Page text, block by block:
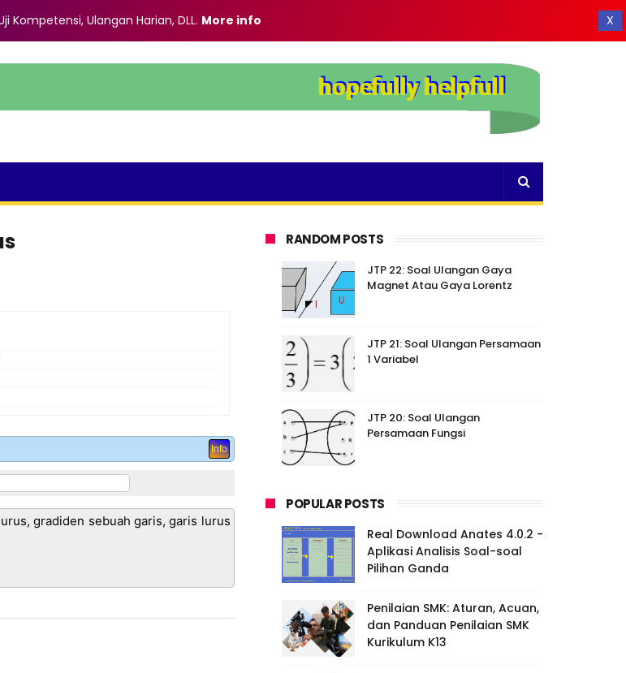
X
Kompetensi, Ulangan Harian, DLL. More info
Info
gradiden sebuah garis, garis lurus
RANDOM POSTS
JTP 22: Soal Ulangan Gaya
Magnet Atau Gaya Lorentz
JTP 21: Soal Ulangan Persamaan
1 Variabel
JTP 20: Soal Ulangan
Persamaan Fungsi
POPULAR POSTS
Real Download Anates 4.0.2 -
Aplikasi Analisis Soal-soal
Pilihan Ganda
Penilaian SMK: Aturan, Acuan,
dan Panduan Penilaian SMK
Kurikulum K13